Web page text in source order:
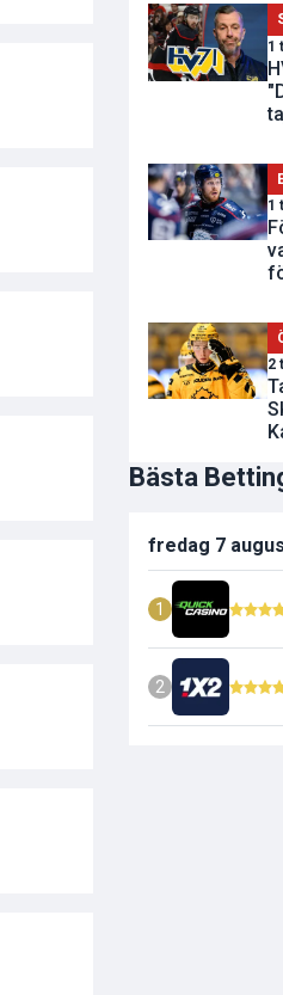
1
1
2
Bästa
fredag 7
1
2